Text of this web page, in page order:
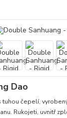
Dao
čepelí,
Rukojeti, uvnitř